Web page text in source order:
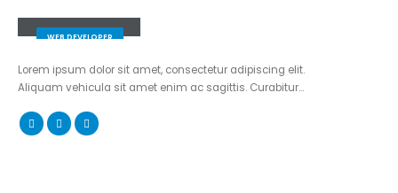
WEB DEVELOPER
Lorem ipsum dolor sit amet, consectetur adipiscing elit.
Aliquam vehicula sit amet enim ac sagittis. Curabitur…